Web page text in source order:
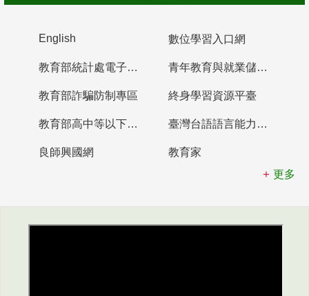
English 數位學習入口網
教育部統計處電子書櫃 青年教育與就業儲蓄帳戶
教育部詐騙防制專區 終身學習資源平臺
教育部高中等以下學校及幼兒園教師資格檢定考試 臺灣台語語言能力認證網站
良師興國網
教育家
更多